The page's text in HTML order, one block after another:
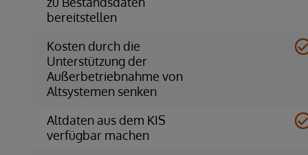
bereitstellen
Kosten durch die
Unterstützung der
Außerbetriebnahme von
Altsystemen senken
Altdaten aus dem KIS
verfügbar machen